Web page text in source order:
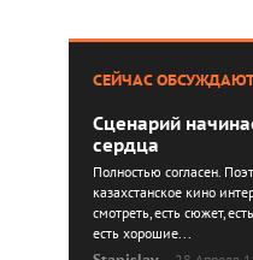
СЕЙЧАС
Сценарий
сердца
Полностью согласен.
казахстанское кино
смотреть, есть сюжет,
есть хорошие...